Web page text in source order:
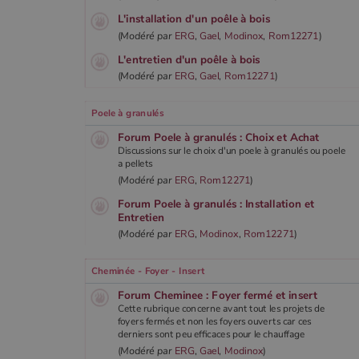
L'installation d'un poêle à bois
(Modéré par ERG, Gael, Modinox, Rom12271)
L'entretien d'un poêle à bois
(Modéré par ERG, Gael, Rom12271)
Poele à granulés
Forum Poele à granulés : Choix et Achat
Discussions sur le choix d'un poele à granulés ou poele
a pellets
(Modéré par ERG, Rom12271)
Forum Poele à granulés : Installation et
Entretien
(Modéré par ERG, Modinox, Rom12271)
Cheminée - Foyer - Insert
Forum Cheminee : Foyer fermé et insert
Cette rubrique concerne avant tout les projets de
foyers fermés et non les foyers ouverts car ces
derniers sont peu efficaces pour le chauffage
(Modéré par ERG, Gael, Modinox)
PHPSESSID
_gat_UA-627591-
7
Nom
VISITOR_INFO1_LIVE
_gcl_au
YSC
Nom
bb2_screener_
Nom
pabk_ses.1.d14a